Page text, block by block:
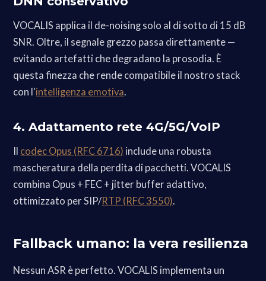
VOCALIS applica il de-noising solo al di sotto di 15 dB
SNR. Oltre, il segnale grezzo passa direttamente —
evitando artefatti che degradano la prosodia. È
questa finezza che rende compatibile il nostro stack
con l'intelligenza emotiva.
4. Adattamento rete 4G/5G/VoIP
Il codec Opus (RFC 6716) include una robusta
mascheratura della perdita di pacchetti. VOCALIS
combina Opus + FEC + jitter buffer adattivo,
ottimizzato per SIP/RTP (RFC 3550).
Fallback umano: la vera resilienza
Nessun ASR è perfetto. VOCALIS implementa un